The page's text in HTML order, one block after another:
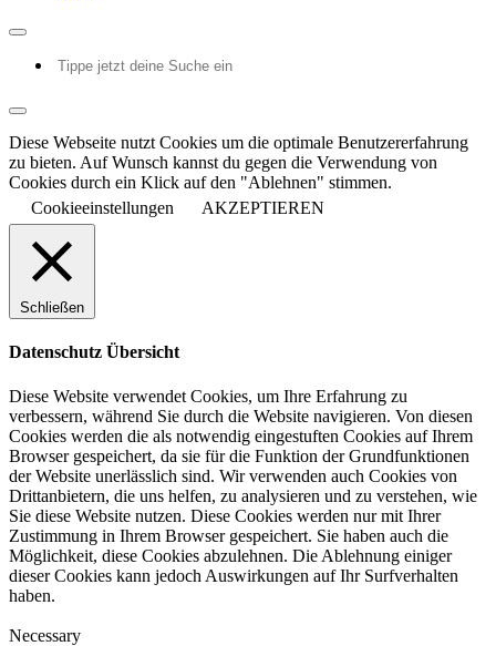
Diese Webseite nutzt Cookies um die optimale Benutzererfahrung
zu bieten. Auf Wunsch kannst du gegen die Verwendung von
Cookies durch ein Klick auf den "Ablehnen" stimmen.
Cookieeinstellungen
AKZEPTIEREN
Schließen
Datenschutz Übersicht
Diese Website verwendet Cookies, um Ihre Erfahrung zu
verbessern, während Sie durch die Website navigieren. Von diesen
Cookies werden die als notwendig eingestuften Cookies auf Ihrem
Browser gespeichert, da sie für die Funktion der Grundfunktionen
der Website unerlässlich sind. Wir verwenden auch Cookies von
Drittanbietern, die uns helfen, zu analysieren und zu verstehen, wie
Sie diese Website nutzen. Diese Cookies werden nur mit Ihrer
Zustimmung in Ihrem Browser gespeichert. Sie haben auch die
Möglichkeit, diese Cookies abzulehnen. Die Ablehnung einiger
dieser Cookies kann jedoch Auswirkungen auf Ihr Surfverhalten
haben.
Necessary